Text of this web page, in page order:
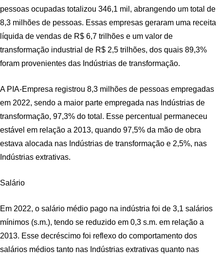
pessoas ocupadas totalizou 346,1 mil, abrangendo um total de
8,3 milhões de pessoas. Essas empresas geraram uma receita
líquida de vendas de R$ 6,7 trilhões e um valor de
transformação industrial de R$ 2,5 trilhões, dos quais 89,3%
foram provenientes das Indústrias de transformação.
A PIA-Empresa registrou 8,3 milhões de pessoas empregadas
em 2022, sendo a maior parte empregada nas Indústrias de
transformação, 97,3% do total. Esse percentual permaneceu
estável em relação a 2013, quando 97,5% da mão de obra
estava alocada nas Indústrias de transformação e 2,5%, nas
Indústrias extrativas.
Salário
Em 2022, o salário médio pago na indústria foi de 3,1 salários
mínimos (s.m.), tendo se reduzido em 0,3 s.m. em relação a
2013. Esse decréscimo foi reflexo do comportamento dos
salários médios tanto nas Indústrias extrativas quanto nas